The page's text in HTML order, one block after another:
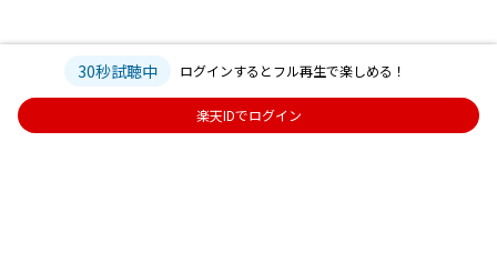
30秒試聴中 ログインするとフル再生で楽しめる！
楽天IDでログイン